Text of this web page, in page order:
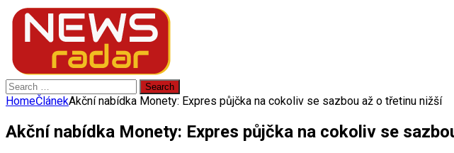
Search
for:
HomeČlánekAkční nabídka Monety: Expres půjčka na cokoliv se sazbou až o třetinu nižší
Akční nabídka Monety: Expres půjčka na cokoliv se